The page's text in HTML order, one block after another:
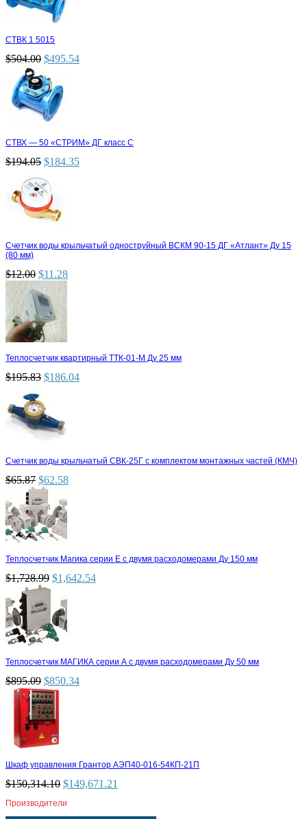
СТВК 1 5015
$504.00 $495.54
СТВХ — 50 «СТРИМ» ДГ класс С
$194.05 $184.35
Счетчик воды крыльчатый одноструйный ВСКМ 90-15 ДГ «Атлант» Ду 15
(80 мм)
$12.00 $11.28
Теплосчетчик квартирный ТТК-01-М Ду 25 мм
$195.83 $186.04
Счетчик воды крыльчатый СВК-25Г с комплектом монтажных частей (КМЧ)
$65.87 $62.58
Теплосчетчик Магика серии Е с двумя расходомерами Ду 150 мм
$1,728.99 $1,642.54
Теплосчетчик МАГИКА серии А с двумя расходомерами Ду 50 мм
$895.09 $850.34
Шкаф управления Грантор АЭП40-016-54КП-21П
$150,314.10 $149,671.21
Производители